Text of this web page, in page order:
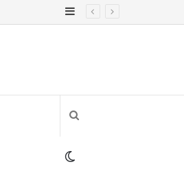
إضافة
بحث
عنالوضع